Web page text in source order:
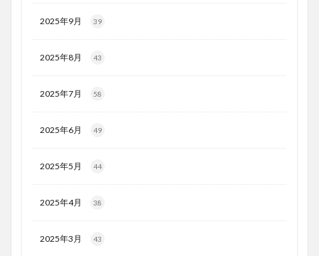
2025年9月 39
2025年8月 43
2025年7月 58
2025年6月 49
2025年5月 44
2025年4月 38
2025年3月 43